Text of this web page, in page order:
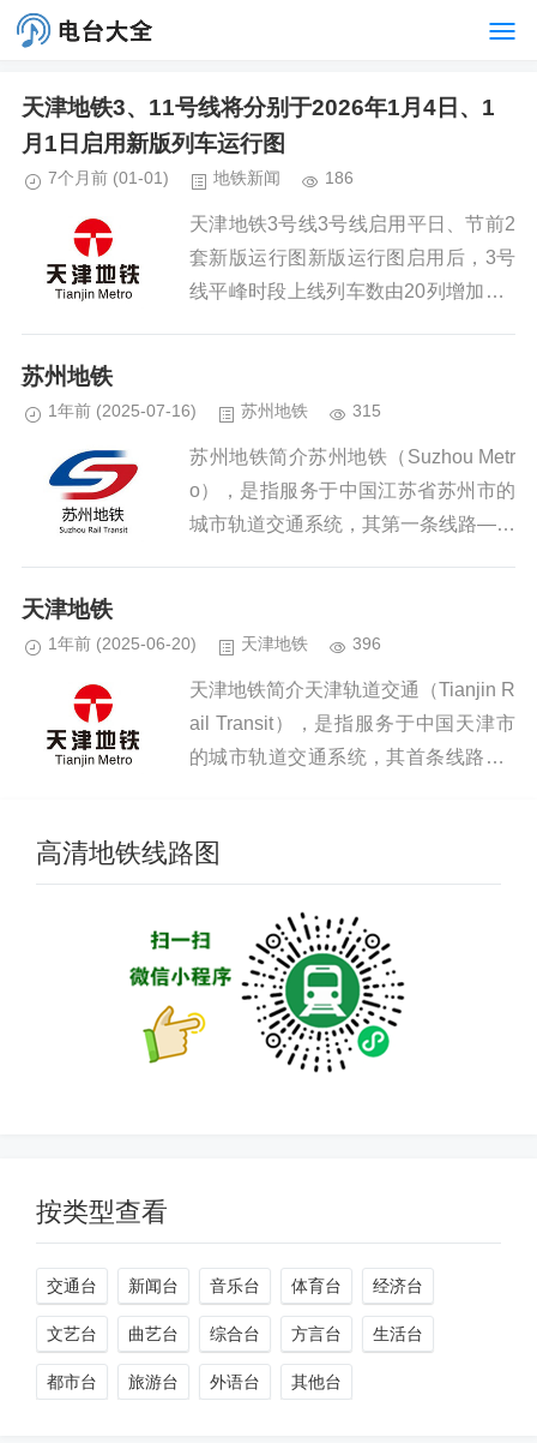
天津地铁3、11号线将分别于2026年1月4日、1
月1日启用新版列车运行图
7个月前 (01-01) 地铁新闻 186
天津地铁3号线3号线启用平日、节前2
套新版运行图新版运行图启用后，3号
线平峰时段上线列车数由20列增加至2
苏州地铁
1年前 (2025-07-16) 苏州地铁 315
苏州地铁简介苏州地铁（Suzhou Metr
o），是指服务于中国江苏省苏州市的
城市轨道交通系统，其第一条线路——
天津地铁
1年前 (2025-06-20) 天津地铁 396
天津地铁简介天津轨道交通（Tianjin R
ail Transit），是指服务于中国天津市
的城市轨道交通系统，其首条线路于1
城...
高清地铁线路图
按类型查看
交通台 新闻台 音乐台 体育台 经济台
文艺台 曲艺台 综合台 方言台 生活台
都市台 旅游台 外语台 其他台